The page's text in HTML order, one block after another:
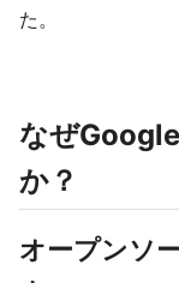
た。
なぜ
か？
オープンソ